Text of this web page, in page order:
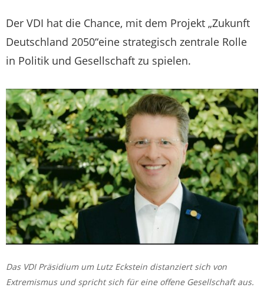
Der VDI hat die Chance, mit dem Projekt „Zukunft
Deutschland 2050“eine strategisch zentrale Rolle
in Politik und Gesellschaft zu spielen.
Das VDI Präsidium um Lutz Eckstein distanziert sich von
Extremismus und spricht sich für eine offene Gesellschaft aus.